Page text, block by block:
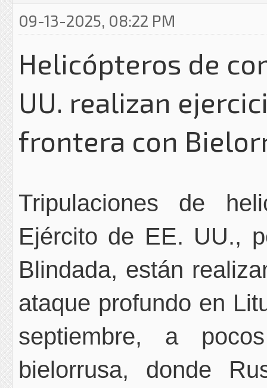
09-13-2025, 08:22 PM
Helicópteros de
UU. realizan
frontera con
Tripulaciones de
Ejército de EE. UU.,
Blindada, están
ataque profundo en
septiembre, a
bielorrusa, donde